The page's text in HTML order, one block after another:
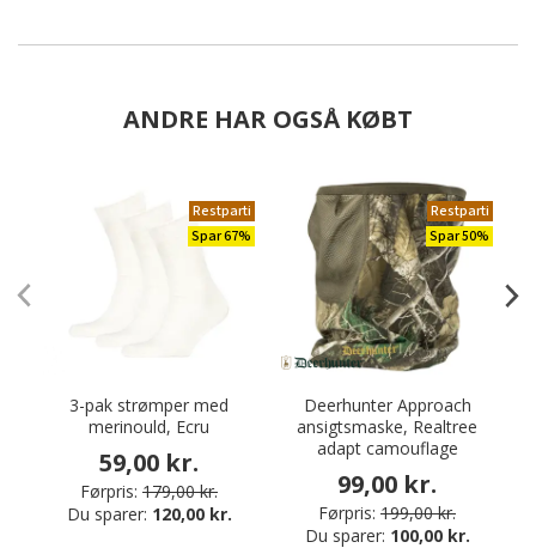
ANDRE HAR OGSÅ KØBT
Restparti
Spar 67%
3-pak strømper med
merinould, Ecru
59,00 kr.
Førpris: 179,00 kr.
Du sparer: 120,00 kr.
Restparti
Spar 50%
Deerhunter Approach
ansigtsmaske, Realtree
adapt camouflage
99,00 kr.
Førpris: 199,00 kr.
Du sparer: 100,00 kr.